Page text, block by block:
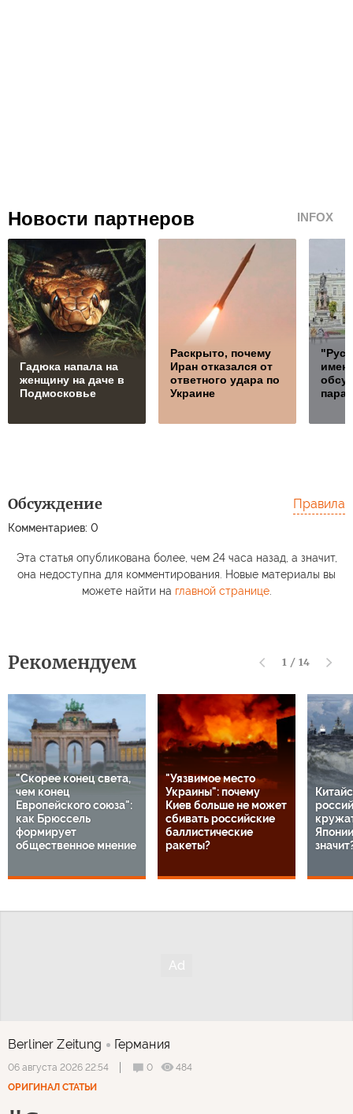
Новости партнеров INFOX
Гадюка напала на
женщину на даче в
Подмосковье
Раскрыто, почему
Иран отказался от
ответного удара по
Украине
Бывший офицер
СБУ раскрыл
истинную причину
отставки Федорова
Испанские слизни
захватили
территорию России
Обсуждение
Комментариев: 0
Правила
Эта статья опубликована более, чем 24 часа назад, а значит,
она недоступна для комментирования. Новые материалы вы
можете найти на главной странице.
Рекомендуем 1 / 14
"Скорее конец света,
чем конец
Европейского союза":
как Брюссель
формирует
общественное мнение
"Уязвимое место
Украины": почему
Киев больше не может
сбивать российские
баллистические
ракеты?
Berliner Zeitung Германия
06 августа 2026 22:54 0
484
ОРИГИНАЛ СТАТЬИ